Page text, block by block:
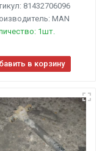
81432706096
MAN
1шт.
в корзину